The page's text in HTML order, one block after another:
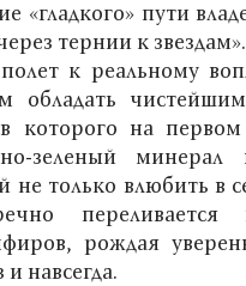
«гладкого» пути
тернии к звездам».
полет к реальному
обладать
которого на
зеленый
не только влюбить в
рождая
навсегда.